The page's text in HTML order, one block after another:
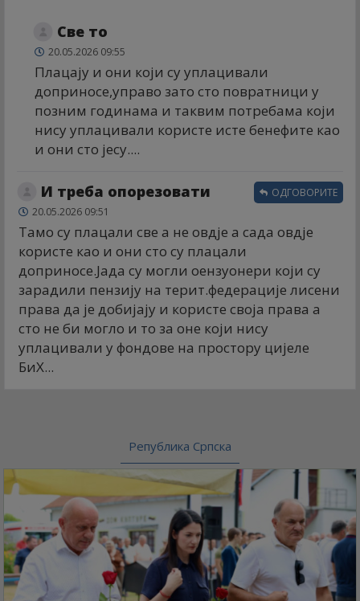
Све то
20.05.2026 09:55
Плацају и они који су уплацивали
доприносе,управо зато сто повратници у
позним годинама и таквим потребама који
нису уплацивали користе исте бенефите као
и они сто јесу....
И треба опорезовати
20.05.2026 09:51
Тамо су плацали све а не овдје а сада овдје
користе као и они сто су плацали
доприносе.Јада су могли оензуонери који су
зарадили пензију на терит.федерације лисени
права да је добијају и користе своја права а
сто не би могло и то за оне који нису
уплацивали у фондове на простору цијеле
БиХ...
ОДГОВОРИТЕ
Република Српска